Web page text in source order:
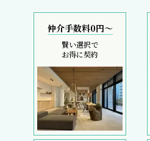
仲介手数料0円～
賢い選択で
お得に契約